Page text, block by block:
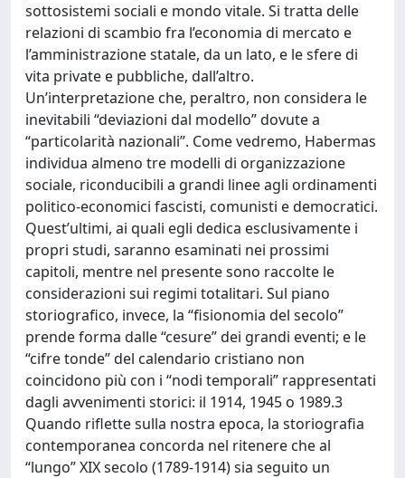
sottosistemi sociali e mondo vitale. Si tratta delle
relazioni di scambio fra l’economia di mercato e
l’amministrazione statale, da un lato, e le sfere di
vita private e pubbliche, dall’altro.
Un’interpretazione che, peraltro, non considera le
inevitabili “deviazioni dal modello” dovute a
“particolarità nazionali”. Come vedremo, Habermas
individua almeno tre modelli di organizzazione
sociale, riconducibili a grandi linee agli ordinamenti
politico-economici fascisti, comunisti e democratici.
Quest’ultimi, ai quali egli dedica esclusivamente i
propri studi, saranno esaminati nei prossimi
capitoli, mentre nel presente sono raccolte le
considerazioni sui regimi totalitari. Sul piano
storiografico, invece, la “fisionomia del secolo”
prende forma dalle “cesure” dei grandi eventi; e le
“cifre tonde” del calendario cristiano non
coincidono più con i “nodi temporali” rappresentati
dagli avvenimenti storici: il 1914, 1945 o 1989.3
Quando riflette sulla nostra epoca, la storiografia
contemporanea concorda nel ritenere che al
“lungo” XIX secolo (1789-1914) sia seguito un